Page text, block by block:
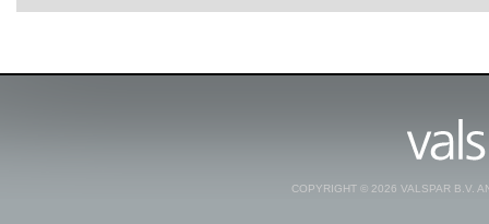
COPYRIGHT © 2026 VALSPAR B.V.